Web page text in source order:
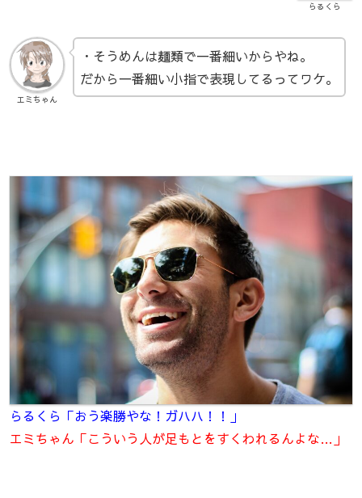
らるくら
エミちゃん
・そうめんは麺類で一番細いからやね。
だから一番細い小指で表現してるってワケ。
らるくら「おう楽勝やな！ガハハ！！」
エミちゃん「こういう人が足もとをすくわれるんよな…」